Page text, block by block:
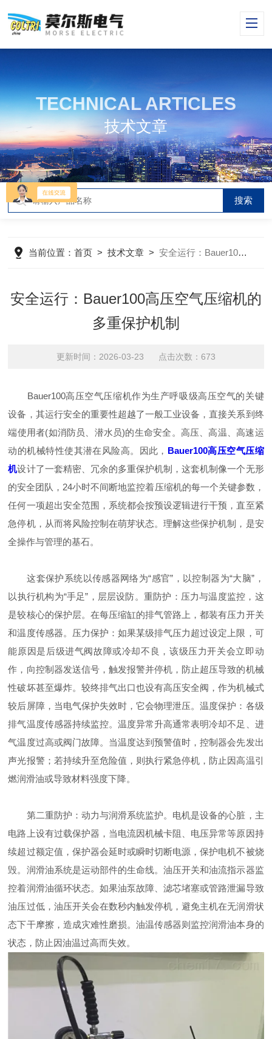
TECHNICAL ARTICLES
技术文章
当前位置：首页 >技术文章 >安全运行：Bauer100高压空气压缩机的多重保护机制
安全运行：Bauer100高压空气压缩机的
多重保护机制
更新时间：2026-03-23 点击次数：673
Bauer100高压空气压缩机作为生产呼吸级高压空气的关键
设备，其运行安全的重要性超越了一般工业设备，直接关系到终
端使用者(如消防员、潜水员)的生命安全。高压、高温、高速运
动的机械特性使其潜在风险高。因此， Bauer100高压空气压缩
机设计了一套精密、冗余的多重保护机制，这套机制像一个无形
的安全团队，24小时不间断地监控着压缩机的每一个关键参数，
任何一项超出安全范围，系统都会按预设逻辑进行干预，直至紧
急停机，从而将风险控制在萌芽状态。理解这些保护机制，是安
全操作与管理的基石。
这套保护系统以传感器网络为“感官”，以控制器为“大脑”，
以执行机构为“手足”，层层设防。重防护：压力与温度监控，这
是较核心的保护层。在每压缩缸的排气管路上，都装有压力开关
和温度传感器。压力保护：如果某级排气压力超过设定上限，可
能原因是后级进气阀故障或冷却不良，该级压力开关会立即动
作，向控制器发送信号，触发报警并停机，防止超压导致的机械
性破坏甚至爆炸。较终排气出口也设有高压安全阀，作为机械式
较后屏障，当电气保护失效时，它会物理泄压。温度保护：各级
排气温度传感器持续监控。温度异常升高通常表明冷却不足、进
气温度过高或阀门故障。当温度达到预警值时，控制器会先发出
声光报警；若持续升至危险值，则执行紧急停机，防止因高温引
燃润滑油或导致材料强度下降。
第二重防护：动力与润滑系统监护。电机是设备的心脏，主
电路上设有过载保护器，当电流因机械卡阻、电压异常等原因持
续超过额定值，保护器会延时或瞬时切断电源，保护电机不被烧
毁。润滑油系统是运动部件的生命线。油压开关和油流指示器监
控着润滑油循环状态。如果油泵故障、滤芯堵塞或管路泄漏导致
油压过低，油压开关会在数秒内触发停机，避免主机在无润滑状
态下干摩擦，造成灾难性磨损。油温传感器则监控润滑油本身的
状态，防止因油温过高而失效。